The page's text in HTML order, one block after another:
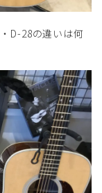
D-28の違いは何